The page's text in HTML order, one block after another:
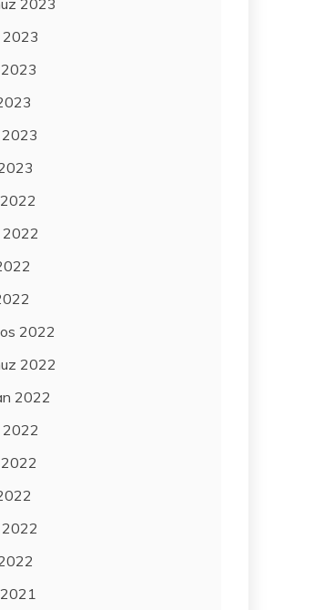
2023
2023
2023
2022
2022
2022
2022
2022
2022
2021